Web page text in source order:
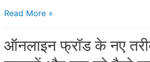
व्हाट्सएप
कॉल
Read More »
ऑनलाइन फ्रॉड के नए